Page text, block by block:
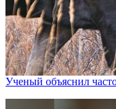
Ученый объяснил